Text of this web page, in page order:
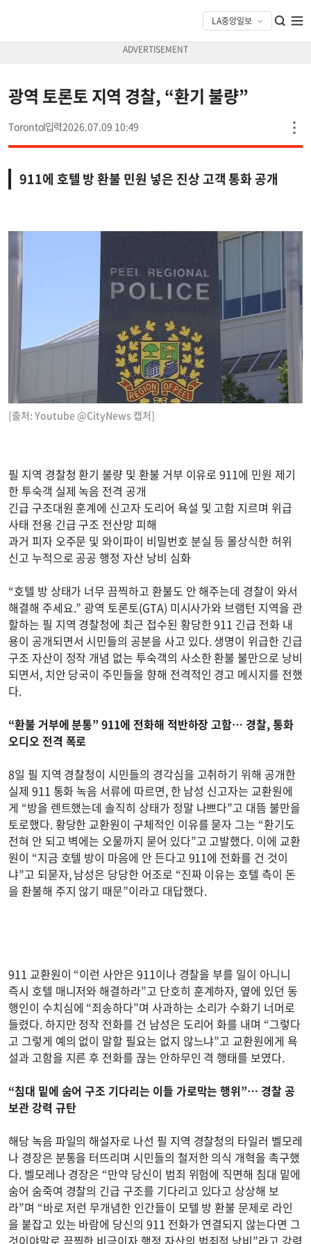
광역 토론토 지역 경찰, “환기 불량”
Toronto 2026.07.09 10:49
911에 호텔 방 환불 민원 넣은 진상 고객 통화 공개
[출처: Youtube @CityNews 캡처]
필 지역 경찰청 환기 불량 및 환불 거부 이유로 911에 민원 제기
한 투숙객 실제 녹음 전격 공개
긴급 구조대원 훈계에 신고자 도리어 욕설 및 고함 지르며 위급
사태 전용 긴급 구조 전산망 피해
과거 피자 오주문 및 와이파이 비밀번호 분실 등 몰상식한 허위
신고 누적으로 공공 행정 자산 낭비 심화
“호텔 방 상태가 너무 끔찍하고 환불도 안 해주는데 경찰이 와서
해결해 주세요.” 광역 토론토(GTA) 미시사가와 브램턴 지역을 관
할하는 필 지역 경찰청에 최근 접수된 황당한 911 긴급 전화 내
용이 공개되면서 시민들의 공분을 사고 있다. 생명이 위급한 긴급
구조 자산이 정작 개념 없는 투숙객의 사소한 환불 불만으로 낭비
되면서, 치안 당국이 주민들을 향해 전격적인 경고 메시지를 전했
다.
“환불 거부에 분통” 911에 전화해 적반하장 고함… 경찰, 통화
오디오 전격 폭로
8일 필 지역 경찰청이 시민들의 경각심을 고취하기 위해 공개한
실제 911 통화 녹음 서류에 따르면, 한 남성 신고자는 교환원에
게 “방을 렌트했는데 솔직히 상태가 정말 나쁘다”고 대뜸 불만을
토로했다. 황당한 교환원이 구체적인 이유를 묻자 그는 “환기도
전혀 안 되고 벽에는 오물까지 묻어 있다”고 고발했다. 이에 교환
원이 “지금 호텔 방이 마음에 안 든다고 911에 전화를 건 것이
냐”고 되묻자, 남성은 당당한 어조로 “진짜 이유는 호텔 측이 돈
을 환불해 주지 않기 때문”이라고 대답했다.
911 교환원이 “이런 사안은 911이나 경찰을 부를 일이 아니니
즉시 호텔 매니저와 해결하라”고 단호히 훈계하자, 옆에 있던 동
행인이 수치심에 “죄송하다”며 사과하는 소리가 수화기 너머로
들렸다. 하지만 정작 전화를 건 남성은 도리어 화를 내며 “그렇다
고 그렇게 예의 없이 말할 필요는 없지 않느냐”고 교환원에게 욕
설과 고함을 지른 후 전화를 끊는 안하무인 격 행태를 보였다.
“침대 밑에 숨어 구조 기다리는 이들 가로막는 행위”… 경찰 공
보관 강력 규탄
해당 녹음 파일의 해설자로 나선 필 지역 경찰청의 타일러 벨모레
나 경장은 분통을 터뜨리며 시민들의 철저한 의식 개혁을 촉구했
다. 벨모레나 경장은 “만약 당신이 범죄 위험에 직면해 침대 밑에
숨어 숨죽여 경찰의 긴급 구조를 기다리고 있다고 상상해 보
라”며 “바로 저런 무개념한 인간들이 모텔 방 환불 문제로 라인
을 붙잡고 있는 바람에 당신의 911 전화가 연결되지 않는다면 그